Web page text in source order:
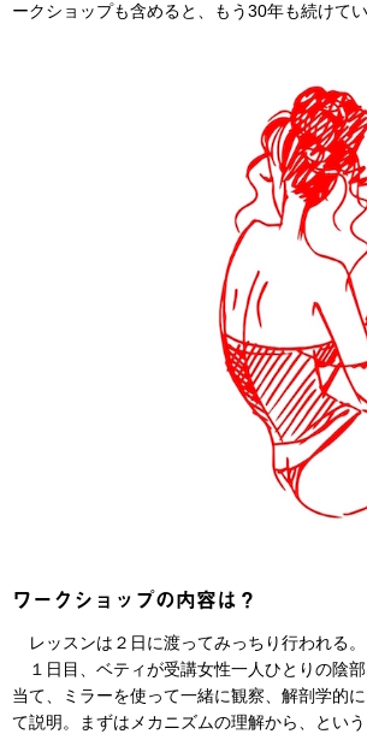
ークショップも含めると、もう30年も続けてい
ワークショップの内容は？
レッスンは２日に渡ってみっちり行われる。
１日目、ベティが受講女性一人ひとりの陰
当て、ミラーを使って一緒に観察、解剖学的
て説明。まずはメカニズムの理解から、という